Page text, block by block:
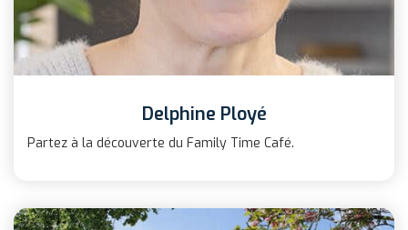
Delphine Ployé
Partez à la découverte du Family Time Café.